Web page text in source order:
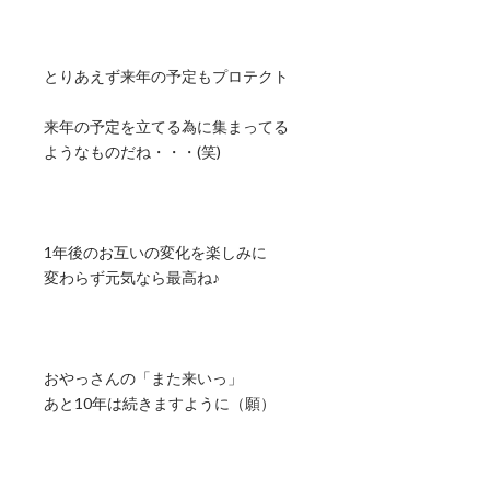
とりあえず来年の予定もプロテクト
来年の予定を立てる為に集まってる
ようなものだね・・・(笑)
1年後のお互いの変化を楽しみに
変わらず元気なら最高ね♪
おやっさんの「また来いっ」
あと10年は続きますように（願）